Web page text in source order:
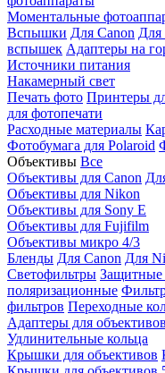
Моментальные
Вспышки Для Canon Для
вспышек Адаптеры на
Источники питания
Накамерный свет
Печать фото Принтеры
для фотопечати
Расходные материалы
Фотобумага для Polaroid
Объективы Все
Объективы для Canon
Объективы для Nikon
Объективы для Sony E
Объективы для Fujifilm
Объективы микро 4/3
Бленды Для Canon Для
Светофильтры Защитные
поляризационные
фильтров Переходные
Адаптеры для объективов
Удлинительные кольца
Крышки для объективов